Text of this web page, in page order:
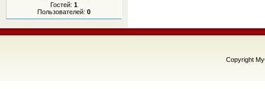
Гостей: 1
Пользователей: 0
Copyright